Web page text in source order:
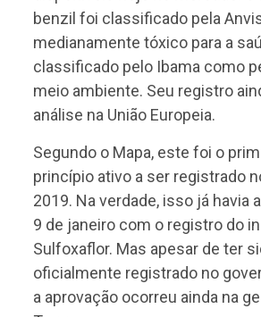
benzil foi classificado pela
medianamente tóxico para a
classificado pelo Ibama como
meio ambiente. Seu registro
análise na União Europeia.
Segundo o Mapa, este foi o
princípio ativo a ser registrado
2019. Na verdade, isso já havia
9 de janeiro com o registro do
Sulfoxaflor. Mas apesar de ter
oficialmente registrado no
a aprovação ocorreu ainda na